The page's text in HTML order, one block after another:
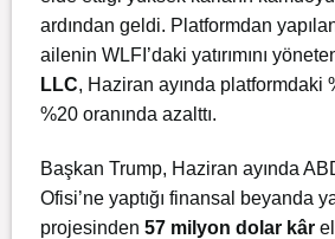
ardından geldi. Platformdan
ailenin WLFI’daki yatırımını
LLC, Haziran ayında platformdaki
%20 oranında azalttı.
Başkan Trump, Haziran ayında
Ofisi’ne yaptığı finansal beyanda
projesinden 57 milyon dolar kâr